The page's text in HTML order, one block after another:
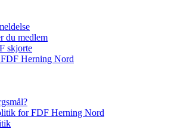
du medlem
skjorte
Herning Nord
for FDF Herning Nord